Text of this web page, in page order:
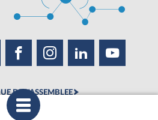
DE L'ASSEMBLEE
À L'ASSEMBLÉE